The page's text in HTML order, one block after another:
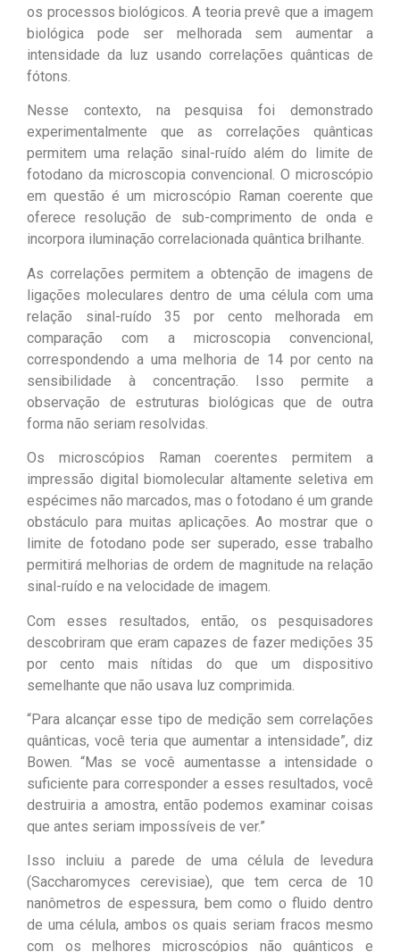
os processos biológicos. A teoria prevê que a imagem
biológica pode ser melhorada sem aumentar a
intensidade da luz usando correlações quânticas de
fótons.
Nesse contexto, na pesquisa foi demonstrado
experimentalmente que as correlações quânticas
permitem uma relação sinal-ruído além do limite de
fotodano da microscopia convencional. O microscópio
em questão é um microscópio Raman coerente que
oferece resolução de sub-comprimento de onda e
incorpora iluminação correlacionada quântica brilhante.
As correlações permitem a obtenção de imagens de
ligações moleculares dentro de uma célula com uma
relação sinal-ruído 35 por cento melhorada em
comparação com a microscopia convencional,
correspondendo a uma melhoria de 14 por cento na
sensibilidade à concentração. Isso permite a
observação de estruturas biológicas que de outra
forma não seriam resolvidas.
Os microscópios Raman coerentes permitem a
impressão digital biomolecular altamente seletiva em
espécimes não marcados, mas o fotodano é um grande
obstáculo para muitas aplicações. Ao mostrar que o
limite de fotodano pode ser superado, esse trabalho
permitirá melhorias de ordem de magnitude na relação
sinal-ruído e na velocidade de imagem.
Com esses resultados, então, os pesquisadores
descobriram que eram capazes de fazer medições 35
por cento mais nítidas do que um dispositivo
semelhante que não usava luz comprimida.
“Para alcançar esse tipo de medição sem correlações
quânticas, você teria que aumentar a intensidade”, diz
Bowen. “Mas se você aumentasse a intensidade o
suficiente para corresponder a esses resultados, você
destruiria a amostra, então podemos examinar coisas
que antes seriam impossíveis de ver.”
Isso incluiu a parede de uma célula de levedura
(Saccharomyces cerevisiae), que tem cerca de 10
nanômetros de espessura, bem como o fluido dentro
de uma célula, ambos os quais seriam fracos mesmo
com os melhores microscópios não quânticos e